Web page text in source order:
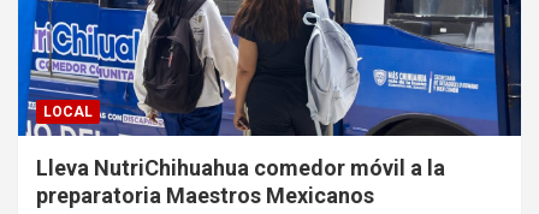
LOCAL
Lleva NutriChihuahua comedor móvil a la
preparatoria Maestros Mexicanos